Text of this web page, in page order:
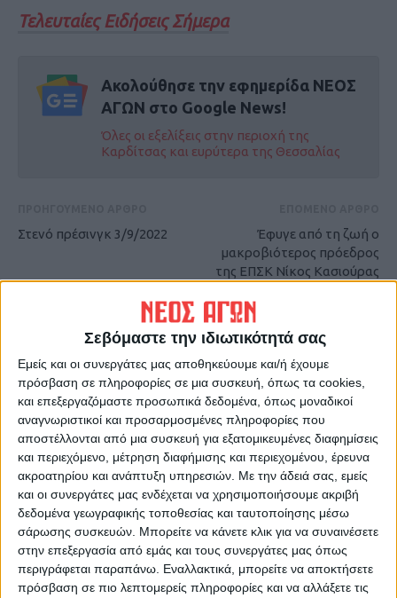
Σεβόμαστε την ιδιωτικότητά σας
Εμείς και οι συνεργάτες μας αποθηκεύουμε και/ή έχουμε
πρόσβαση σε πληροφορίες σε μια συσκευή, όπως τα cookies,
και επεξεργαζόμαστε προσωπικά δεδομένα, όπως μοναδικοί
αναγνωριστικοί και προσαρμοσμένες πληροφορίες που
αποστέλλονται από μια συσκευή για εξατομικευμένες διαφημίσεις
και περιεχόμενο, μέτρηση διαφήμισης και περιεχομένου, έρευνα
ακροατηρίου και ανάπτυξη υπηρεσιών. Με την άδειά σας, εμείς
και οι συνεργάτες μας ενδέχεται να χρησιμοποιήσουμε ακριβή
δεδομένα γεωγραφικής τοποθεσίας και ταυτοποίησης μέσω
σάρωσης συσκευών. Μπορείτε να κάνετε κλικ για να συναινέσετε
στην επεξεργασία από εμάς και τους συνεργάτες μας όπως
περιγράφεται παραπάνω. Εναλλακτικά, μπορείτε να αποκτήσετε
πρόσβαση σε πιο λεπτομερείς πληροφορίες και να αλλάξετε τις
Τελευταίες Ειδήσεις Σήμερα
Ακολούθησε την εφημερίδα ΝΕΟΣ
ΑΓΩΝ στο Google News!
Όλες οι εξελίξεις στην περιοχή της
Καρδίτσας και ευρύτερα της Θεσσαλίας
Στενό πρέσινγκ 3/9/2022
Έφυγε από τη ζωή ο
μακροβιότερος πρόεδρος
της ΕΠΣΚ Νίκος Κασιούρας
ΝΕΟΣ ΑΓΩΝ
https://neosagon.gr
Η Αρχαιότερη Καθημερινή Πρωινή Εφημερίδα της Καρδίτσας